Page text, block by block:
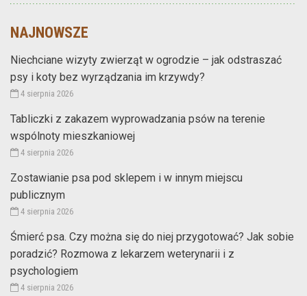
NAJNOWSZE
Niechciane wizyty zwierząt w ogrodzie – jak odstraszać
psy i koty bez wyrządzania im krzywdy?
4 sierpnia 2026
Tabliczki z zakazem wyprowadzania psów na terenie
wspólnoty mieszkaniowej
4 sierpnia 2026
Zostawianie psa pod sklepem i w innym miejscu
publicznym
4 sierpnia 2026
Śmierć psa. Czy można się do niej przygotować? Jak sobie
poradzić? Rozmowa z lekarzem weterynarii i z
psychologiem
4 sierpnia 2026